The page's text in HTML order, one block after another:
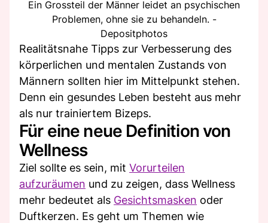
Ein Grossteil der Männer leidet an psychischen
Problemen, ohne sie zu behandeln. -
Depositphotos
Realitätsnahe Tipps zur Verbesserung des
körperlichen und mentalen Zustands von
Männern sollten hier im Mittelpunkt stehen.
Denn ein gesundes Leben besteht aus mehr
als nur trainiertem Bizeps.
Für eine neue Definition von
Wellness
Ziel sollte es sein, mit Vorurteilen
aufzuräumen und zu zeigen, dass Wellness
mehr bedeutet als Gesichtsmasken oder
Duftkerzen. Es geht um Themen wie